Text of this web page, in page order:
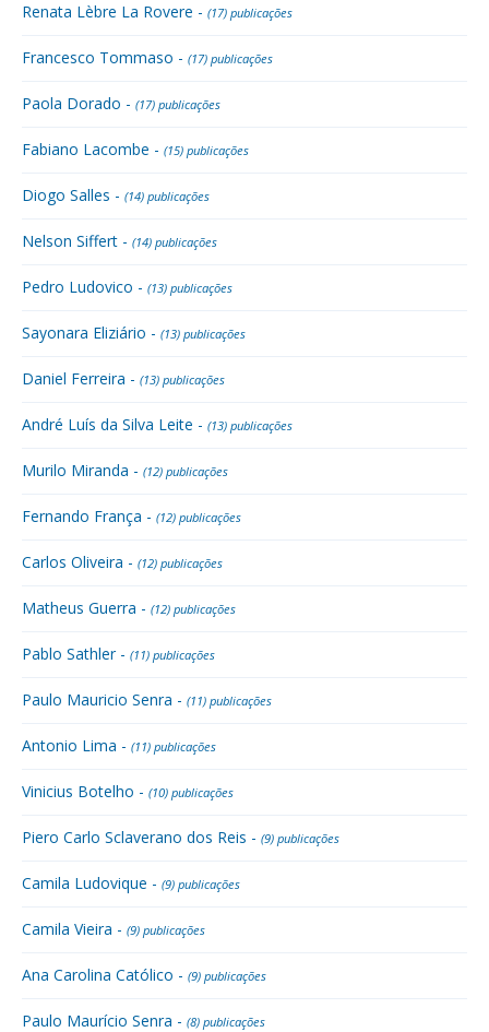
Renata Lèbre La Rovere - (17) publicações
Francesco Tommaso - (17) publicações
Paola Dorado - (17) publicações
Fabiano Lacombe - (15) publicações
Diogo Salles - (14) publicações
Nelson Siffert - (14) publicações
Pedro Ludovico - (13) publicações
Sayonara Eliziário - (13) publicações
Daniel Ferreira - (13) publicações
André Luís da Silva Leite - (13) publicações
Murilo Miranda - (12) publicações
Fernando França - (12) publicações
Carlos Oliveira - (12) publicações
Matheus Guerra - (12) publicações
Pablo Sathler - (11) publicações
Paulo Mauricio Senra - (11) publicações
Antonio Lima - (11) publicações
Vinicius Botelho - (10) publicações
Piero Carlo Sclaverano dos Reis - (9) publicações
Camila Ludovique - (9) publicações
Camila Vieira - (9) publicações
Ana Carolina Católico - (9) publicações
Paulo Maurício Senra - (8) publicações